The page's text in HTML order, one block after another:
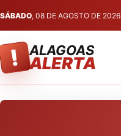
SÁBADO, 08 DE AGOSTO DE 2026
! ALAGOAS
ALERTA